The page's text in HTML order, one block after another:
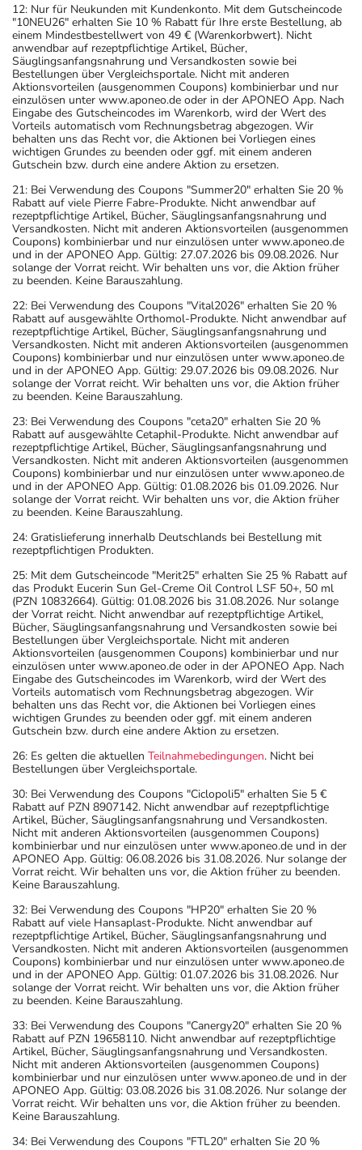
12: Nur für Neukunden mit Kundenkonto. Mit dem Gutscheincode
"10NEU26" erhalten Sie 10 % Rabatt für Ihre erste Bestellung, ab
einem Mindestbestellwert von 49 € (Warenkorbwert). Nicht
anwendbar auf rezeptpflichtige Artikel, Bücher,
Säuglingsanfangsnahrung und Versandkosten sowie bei
Bestellungen über Vergleichsportale. Nicht mit anderen
Aktionsvorteilen (ausgenommen Coupons) kombinierbar und nur
einzulösen unter www.aponeo.de oder in der APONEO App. Nach
Eingabe des Gutscheincodes im Warenkorb, wird der Wert des
Vorteils automatisch vom Rechnungsbetrag abgezogen. Wir
behalten uns das Recht vor, die Aktionen bei Vorliegen eines
wichtigen Grundes zu beenden oder ggf. mit einem anderen
Gutschein bzw. durch eine andere Aktion zu ersetzen.
21: Bei Verwendung des Coupons "Summer20" erhalten Sie 20 %
Rabatt auf viele Pierre Fabre-Produkte. Nicht anwendbar auf
rezeptpflichtige Artikel, Bücher, Säuglingsanfangsnahrung und
Versandkosten. Nicht mit anderen Aktionsvorteilen (ausgenommen
Coupons) kombinierbar und nur einzulösen unter www.aponeo.de
und in der APONEO App. Gültig: 27.07.2026 bis 09.08.2026. Nur
solange der Vorrat reicht. Wir behalten uns vor, die Aktion früher
zu beenden. Keine Barauszahlung.
22: Bei Verwendung des Coupons "Vital2026" erhalten Sie 20 %
Rabatt auf ausgewählte Orthomol-Produkte. Nicht anwendbar auf
rezeptpflichtige Artikel, Bücher, Säuglingsanfangsnahrung und
Versandkosten. Nicht mit anderen Aktionsvorteilen (ausgenommen
Coupons) kombinierbar und nur einzulösen unter www.aponeo.de
und in der APONEO App. Gültig: 29.07.2026 bis 09.08.2026. Nur
solange der Vorrat reicht. Wir behalten uns vor, die Aktion früher
zu beenden. Keine Barauszahlung.
23: Bei Verwendung des Coupons "ceta20" erhalten Sie 20 %
Rabatt auf ausgewählte Cetaphil-Produkte. Nicht anwendbar auf
rezeptpflichtige Artikel, Bücher, Säuglingsanfangsnahrung und
Versandkosten. Nicht mit anderen Aktionsvorteilen (ausgenommen
Coupons) kombinierbar und nur einzulösen unter www.aponeo.de
und in der APONEO App. Gültig: 01.08.2026 bis 01.09.2026. Nur
solange der Vorrat reicht. Wir behalten uns vor, die Aktion früher
zu beenden. Keine Barauszahlung.
24: Gratislieferung innerhalb Deutschlands bei Bestellung mit
rezeptpflichtigen Produkten.
25: Mit dem Gutscheincode "Merit25" erhalten Sie 25 % Rabatt auf
das Produkt Eucerin Sun Gel-Creme Oil Control LSF 50+, 50 ml
(PZN 10832664). Gültig: 01.08.2026 bis 31.08.2026. Nur solange
der Vorrat reicht. Nicht anwendbar auf rezeptpflichtige Artikel,
Bücher, Säuglingsanfangsnahrung und Versandkosten sowie bei
Bestellungen über Vergleichsportale. Nicht mit anderen
Aktionsvorteilen (ausgenommen Coupons) kombinierbar und nur
einzulösen unter www.aponeo.de oder in der APONEO App. Nach
Eingabe des Gutscheincodes im Warenkorb, wird der Wert des
Vorteils automatisch vom Rechnungsbetrag abgezogen. Wir
behalten uns das Recht vor, die Aktionen bei Vorliegen eines
wichtigen Grundes zu beenden oder ggf. mit einem anderen
Gutschein bzw. durch eine andere Aktion zu ersetzen.
26: Es gelten die aktuellen Teilnahmebedingungen. Nicht bei
Bestellungen über Vergleichsportale.
30: Bei Verwendung des Coupons "Ciclopoli5" erhalten Sie 5 €
Rabatt auf PZN 8907142. Nicht anwendbar auf rezeptpflichtige
Artikel, Bücher, Säuglingsanfangsnahrung und Versandkosten.
Nicht mit anderen Aktionsvorteilen (ausgenommen Coupons)
kombinierbar und nur einzulösen unter www.aponeo.de und in der
APONEO App. Gültig: 06.08.2026 bis 31.08.2026. Nur solange der
Vorrat reicht. Wir behalten uns vor, die Aktion früher zu beenden.
Keine Barauszahlung.
32: Bei Verwendung des Coupons "HP20" erhalten Sie 20 %
Rabatt auf viele Hansaplast-Produkte. Nicht anwendbar auf
rezeptpflichtige Artikel, Bücher, Säuglingsanfangsnahrung und
Versandkosten. Nicht mit anderen Aktionsvorteilen (ausgenommen
Coupons) kombinierbar und nur einzulösen unter www.aponeo.de
und in der APONEO App. Gültig: 01.07.2026 bis 31.08.2026. Nur
solange der Vorrat reicht. Wir behalten uns vor, die Aktion früher
zu beenden. Keine Barauszahlung.
33: Bei Verwendung des Coupons "Canergy20" erhalten Sie 20 %
Rabatt auf PZN 19658110. Nicht anwendbar auf rezeptpflichtige
Artikel, Bücher, Säuglingsanfangsnahrung und Versandkosten.
Nicht mit anderen Aktionsvorteilen (ausgenommen Coupons)
kombinierbar und nur einzulösen unter www.aponeo.de und in der
APONEO App. Gültig: 03.08.2026 bis 31.08.2026. Nur solange der
Vorrat reicht. Wir behalten uns vor, die Aktion früher zu beenden.
Keine Barauszahlung.
34: Bei Verwendung des Coupons "FTL20" erhalten Sie 20 %